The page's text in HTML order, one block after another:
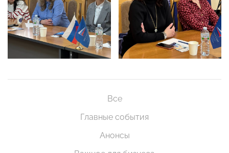
Все
Главные события
Анонсы